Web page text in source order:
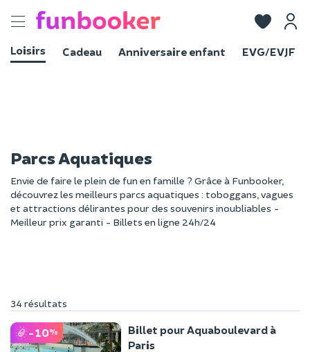
Toggle
Loisirs
Cadeau Anniversaire enfant EVG/EVJF
Parcs Aquatiques
Envie de faire le plein de fun en famille ? Grâce à Funbooker,
découvrez les meilleurs parcs aquatiques : toboggans, vagues
et attractions délirantes pour des souvenirs inoubliables -
Meilleur prix garanti - Billets en ligne 24h/24
34 résultats
-10%
Billet pour Aquaboulevard à
Paris